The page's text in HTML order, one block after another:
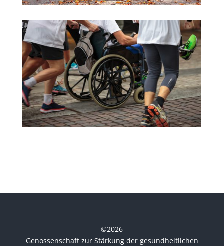
©2026
Genossenschaft zur Stärkung der gesundheitlichen